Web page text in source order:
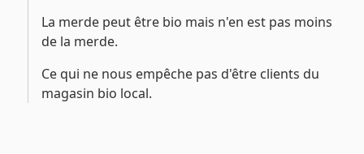
La merde peut être bio mais n'en est pas moins
de la merde.
Ce qui ne nous empêche pas d'être clients du
magasin bio local.